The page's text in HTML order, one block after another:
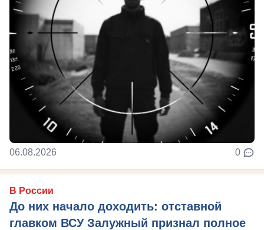
06.08.2026 0
В России
До них начало доходить: отставной
главком ВСУ Залужный признал полное